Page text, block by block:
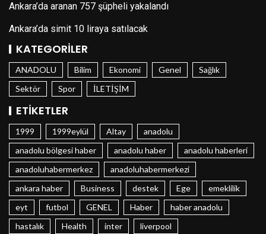
Ankara’da aranan 757 şüpheli yakalandı
Ankara’da simit 10 liraya satılacak
KATEGORILER
ANADOLU Bilim Ekonomi Genel
Sağlık
Sektör
Spor İLETİŞİM
ETIKETLER
1999 1999eylül Altay
anadolu
anadolu bölgesi haber
anadolu haber
anadolu haberleri
anadoluhabermerkez
anadoluhabermerkezi
ankara haber
Business destek Ege
emeklilik
eyt
futbol GENEL Haber
haber anadolu
hastalık
Health inter liverpool